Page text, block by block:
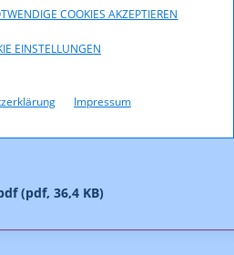
COOKIES AKZEPTIEREN
EINSTELLUNGEN
Impressum
schon aus technischen
(pdf, 36,4 KB)